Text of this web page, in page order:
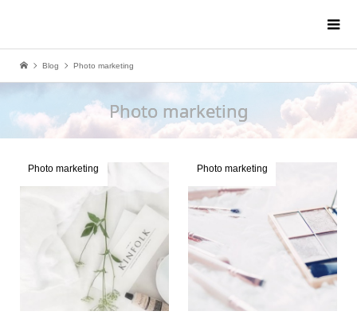
Blog Photo marketing
Photo marketing
Photo marketing Photo marketing